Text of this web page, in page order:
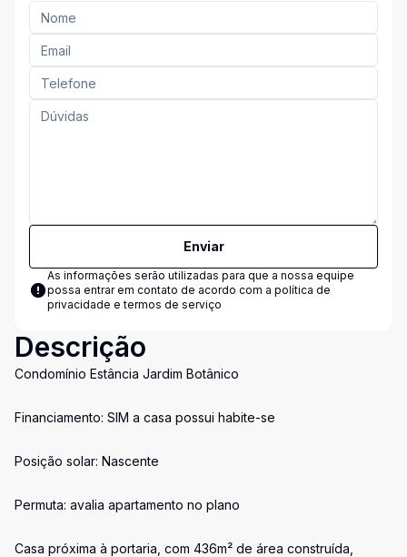
Enviar
As informações serão utilizadas para que a nossa equipe
possa entrar em contato de acordo com a política de
privacidade e termos de serviço
Descrição
Condomínio Estância Jardim Botânico
Financiamento: SIM a casa possui habite-se
Posição solar: Nascente
Permuta: avalia apartamento no plano
Casa próxima à portaria, com 436m² de área construída,